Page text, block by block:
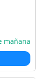
mañana